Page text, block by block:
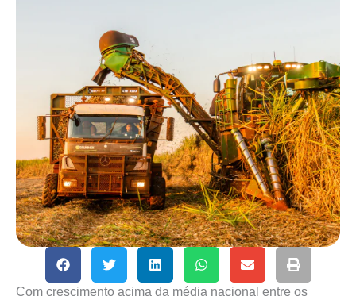
Com crescimento acima da média nacional entre os